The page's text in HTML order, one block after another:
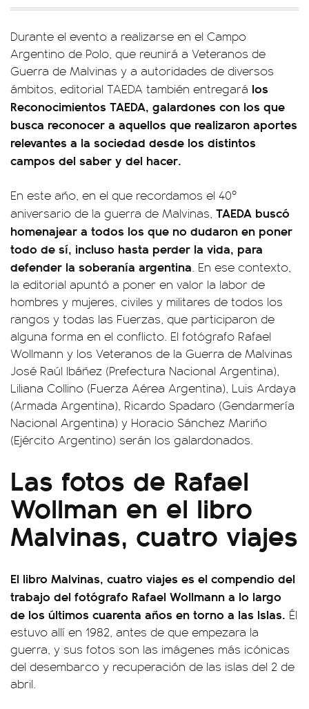
Durante el evento a realizarse en el Campo
Argentino de Polo, que reunirá a Veteranos de
Guerra de Malvinas y a autoridades de diversos
ámbitos, editorial TAEDA también entregará los
Reconocimientos TAEDA, galardones con los que
busca reconocer a aquellos que realizaron aportes
relevantes a la sociedad desde los distintos
campos del saber y del hacer.
En este año, en el que recordamos el 40º
aniversario de la guerra de Malvinas, TAEDA buscó
homenajear a todos los que no dudaron en poner
todo de sí, incluso hasta perder la vida, para
defender la soberanía argentina. En ese contexto,
la editorial apuntó a poner en valor la labor de
hombres y mujeres, civiles y militares de todos los
rangos y todas las Fuerzas, que participaron de
alguna forma en el conflicto. El fotógrafo Rafael
Wollmann y los Veteranos de la Guerra de Malvinas
José Raúl Ibáñez (Prefectura Nacional Argentina),
Liliana Collino (Fuerza Aérea Argentina), Luis Ardaya
(Armada Argentina), Ricardo Spadaro (Gendarmería
Nacional Argentina) y Horacio Sánchez Mariño
(Ejército Argentino) serán los galardonados.
Las fotos de Rafael
Wollman en el libro
Malvinas, cuatro viajes
El libro Malvinas, cuatro viajes es el compendio del
trabajo del fotógrafo Rafael Wollmann a lo largo
de los últimos cuarenta años en torno a las Islas. Él
estuvo allí en 1982, antes de que empezara la
guerra, y sus fotos son las imágenes más icónicas
del desembarco y recuperación de las islas del 2 de
abril.